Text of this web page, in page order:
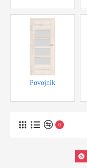
Povojnik
0